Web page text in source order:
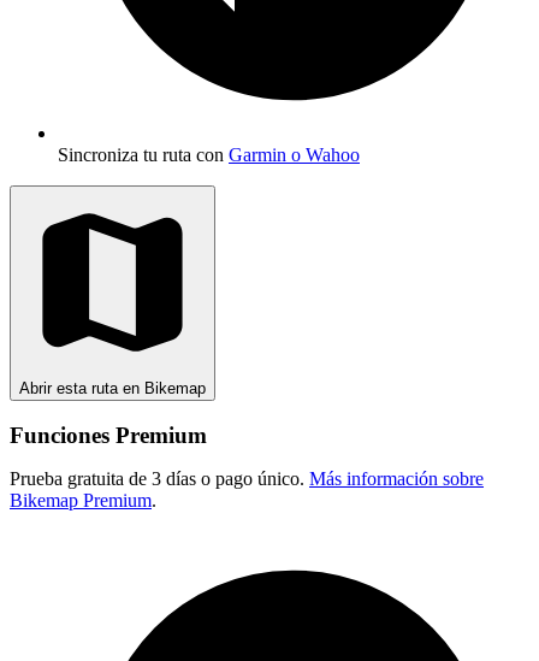
Sincroniza tu ruta con Garmin o Wahoo
Abrir esta ruta en Bikemap
Funciones Premium
Prueba gratuita de 3 días o pago único. Más información sobre
Bikemap Premium.